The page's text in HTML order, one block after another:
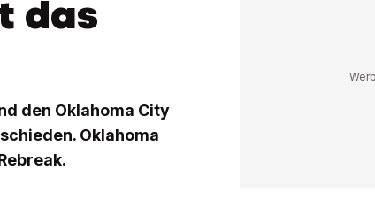
das
den Oklahoma City
Oklahoma